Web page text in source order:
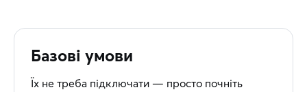
Базові умови
Їх не треба підключати — просто почніть